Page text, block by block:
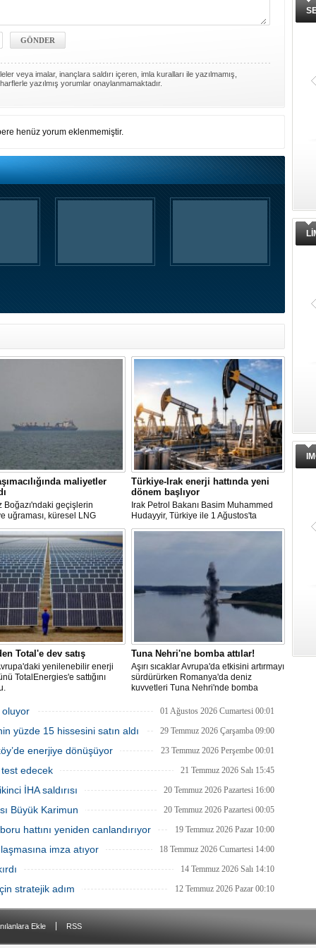
veya imalar, inançlara saldırı içeren, imla kuralları ile yazılmamış,
yazılmış yorumlar onaylanmamaktadır.
henüz yorum eklenmemiştir.
maliyetler
Boğazı'ndaki geçişlerin
uğraması, küresel LNG
aksamalara yol açarken sefer
uzattı ve gemi kiralama ile
maliyetlerini 2022 enerji
bu yana en yüksek seviyelere
Türkiye-Irak enerji hattında yeni
dönem başlıyor
Irak Petrol Bakanı Basim Muhammed
Hudayyir, Türkiye ile 1 Ağustos'ta
imzalanan anlaşma kapsamında günlük
uzatıldığını belirten Hudayyir, bu süreçte
uzun vadeli bir çerçeve anlaşmanın
hazırlanacağını bildirdi.
Total'e dev satış
yenilenebilir enerji
TotalEnergies'e sattığını
Tuna Nehri'ne bomba attılar!
Aşırı sıcaklar Avrupa'da etkisini artırmayı
sürdürürken Romanya'da deniz
kuvvetleri Tuna Nehri'nde bomba
oluyor 01 Ağustos 2026 Cumartesi 00:01
yüzde 15 hissesini satın aldı 29 Temmuz 2026 Çarşamba 09:00
enerjiye dönüşüyor 23 Temmuz 2026 Perşembe 00:01
edecek 21 Temmuz 2026 Salı 15:45
İHA saldırısı 20 Temmuz 2026 Pazartesi 16:00
Büyük Karimun 20 Temmuz 2026 Pazartesi 00:05
hattını yeniden canlandırıyor 19 Temmuz 2026 Pazar 10:00
imza atıyor 18 Temmuz 2026 Cumartesi 14:00
14 Temmuz 2026 Salı 14:10
stratejik adım 12 Temmuz 2026 Pazar 00:10
Ekle RSS